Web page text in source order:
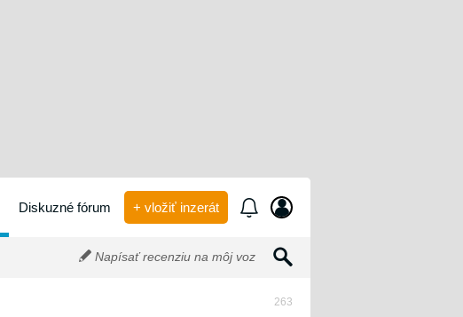
Diskuzné fórum + vložiť inzerát
Napísať recenziu na môj voz
263